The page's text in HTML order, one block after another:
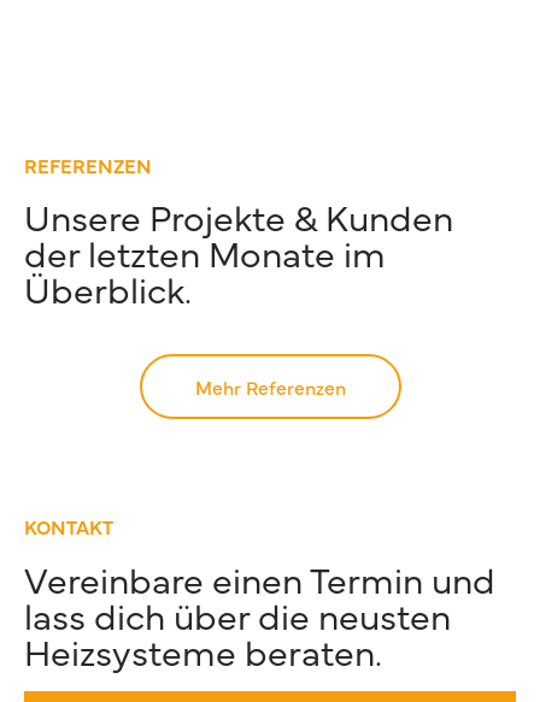
REFERENZEN
Unsere Projekte & Kunden
der letzten Monate im
Überblick.
Mehr Referenzen
KONTAKT
Vereinbare einen Termin und
lass dich über die neusten
Heizsysteme beraten.